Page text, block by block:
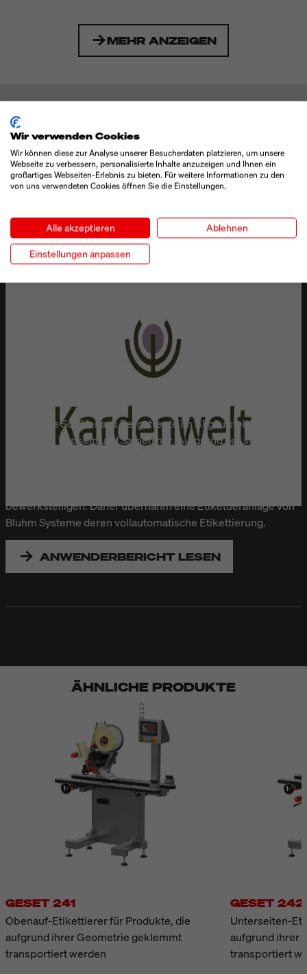
MEHR ANZEIGEN
DOWNLOADS
Datenblatt Geset 221 (PDF)
Technical Drawing Geset 221 (796,9 kB)
Produktübersicht Geset Etikettieranlagen (2,6 MB)
ANWENDERBERICHTE
Die Familie Schöfer aus Bergatreute im Allgäu stellt seit 2007
Tinkturen, Kapseln und Salben her. Aufgrund der stark
bewerkstelligen. Daher übernahm eine Etikettieranlage von
Bluhm Systeme deren vollautomatische Etikettierung.
ANWENDERBERICHT LESEN
ÄHNLICHE PRODUKTE
GESET 241
Obenauf-Etikettierer für Produkte, die
aufgrund ihrer Geometrie geklemmt
transportiert werden
GESET 242
Unterseiten-
aufgrund ihrer
transportiert
Wir verwenden Cookies
Wir können diese zur Analyse unserer Besucherdaten platzieren, um unsere
Webseite zu verbessern, personalisierte Inhalte anzuzeigen und Ihnen ein
großartiges Webseiten-Erlebnis zu bieten. Für weitere Informationen zu den
von uns verwendeten Cookies öffnen Sie die Einstellungen.
Alle akzeptieren Ablehnen
Einstellungen anpassen